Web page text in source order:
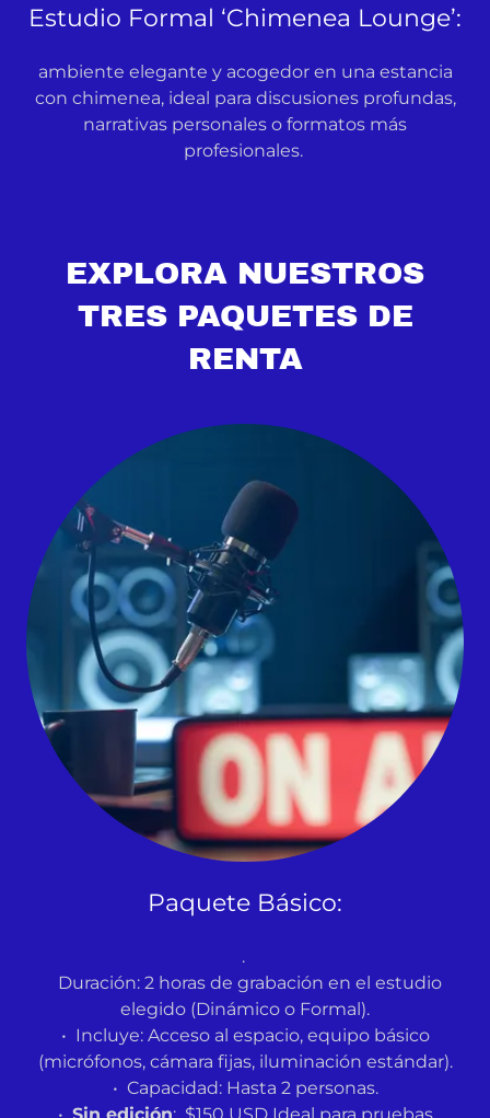
Estudio Formal ‘Chimenea Lounge’:
ambiente elegante y acogedor en una estancia
con chimenea, ideal para discusiones profundas,
narrativas personales o formatos más
profesionales.
EXPLORA NUESTROS
TRES PAQUETES DE
RENTA
Paquete Básico:
.
Duración: 2 horas de grabación en el estudio
elegido (Dinámico o Formal).
• Incluye: Acceso al espacio, equipo básico
(micrófonos, cámara fijas, iluminación estándar).
• Capacidad: Hasta 2 personas.